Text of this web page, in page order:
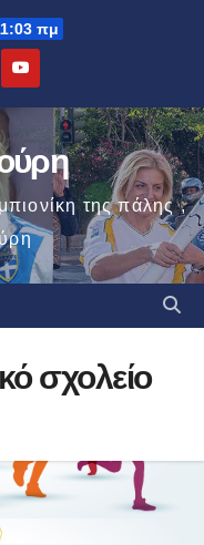
πμ
της πάλης ,
σχολείο